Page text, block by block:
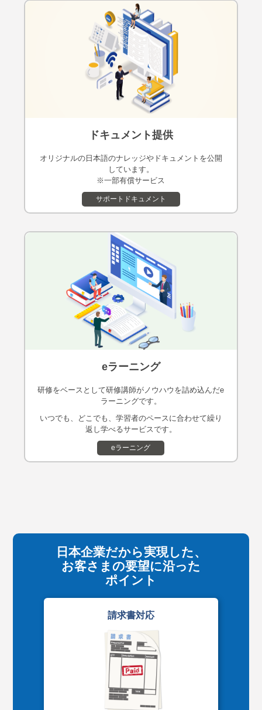
ドキュメント提供
オリジナルの⽇本語のナレッジやドキュメントを公開
しています。
※⼀部有償サービス
サポートドキュメント
eラーニング
研修をベースとして研修講師がノウハウを詰め込んだe
ラーニングです。
いつでも、どこでも、学習者のペースに合わせて繰り
返し学べるサービスです。
eラーニング
日本企業だから実現した、
お客さまの要望に沿った
ポイント
請求書対応